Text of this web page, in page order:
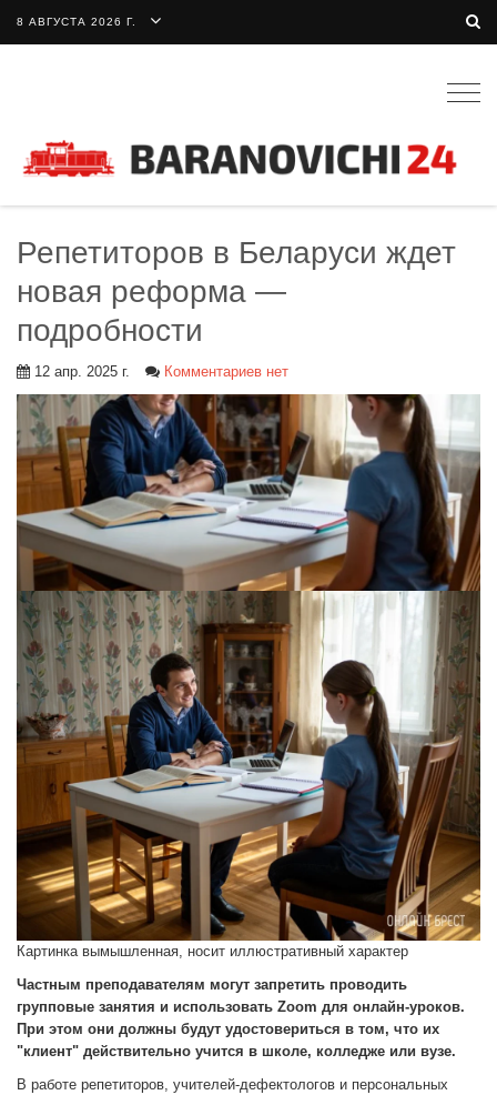
8 АВГУСТА 2026 Г.
Репетиторов в Беларуси ждет
новая реформа —
подробности
12 апр. 2025 г. Комментариев нет
Картинка вымышленная, носит иллюстративный характер
Частным преподавателям могут запретить проводить
групповые занятия и использовать Zoom для онлайн-уроков.
При этом они должны будут удостовериться в том, что их
"клиент" действительно учится в школе, колледже или вузе.
В работе репетиторов, учителей-дефектологов и персональных